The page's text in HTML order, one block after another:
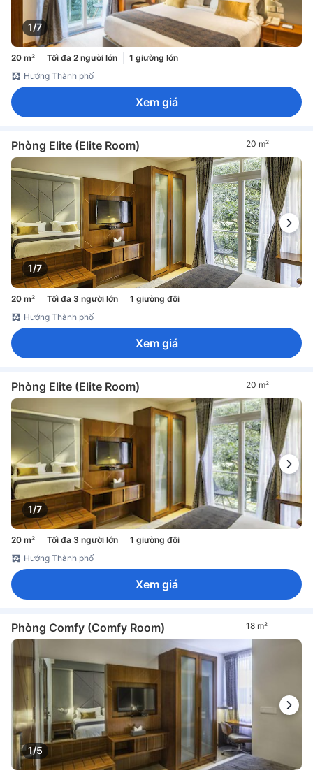
1/7
20 m² Tối đa 2 người lớn
1 giường lớn
Hướng Thành phố
Xem giá
Phòng Elite (Elite Room) 20 m²
1/7
20 m² Tối đa 3 người lớn
1 giường đôi
Hướng Thành phố
Xem giá
Phòng Elite (Elite Room) 20 m²
1/7
20 m² Tối đa 3 người lớn
1 giường đôi
Hướng Thành phố
Xem giá
Phòng Comfy (Comfy Room) 18 m²
1/5